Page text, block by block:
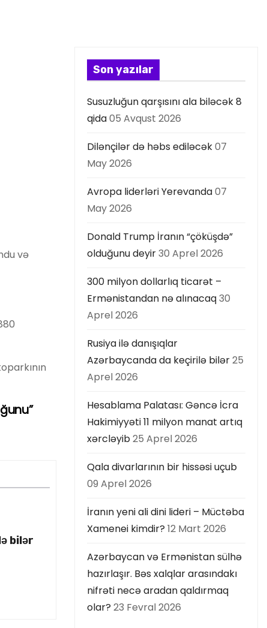
və
bilər
Son yazılar
Susuzluğun qarşısını ala biləcək 8
qida05 Avqust 2026
Dilənçilər də həbs ediləcək07
May 2026
Avropa liderləri Yerevanda07
May 2026
Donald Trump İranın “çöküşdə”
olduğunu deyir30 Aprel 2026
300 milyon dollarlıq ticarət –
Ermənistandan nə alınacaq30
Aprel 2026
Rusiya ilə danışıqlar
Azərbaycanda da keçirilə bilər25
Aprel 2026
Hesablama Palatası: Gəncə İcra
Hakimiyyəti 11 milyon manat artıq
xərcləyib25 Aprel 2026
Qala divarlarının bir hissəsi uçub
09 Aprel 2026
İranın yeni ali dini lideri – Müctəba
Xamenei kimdir? 12 Mart 2026
Azərbaycan və Ermənistan sülhə
hazırlaşır. Bəs xalqlar arasındakı
nifrəti necə aradan qaldırmaq
olar? 23 Fevral 2026